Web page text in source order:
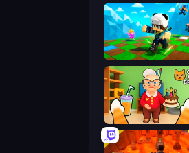
Robby: Many Games
Cat and Granny